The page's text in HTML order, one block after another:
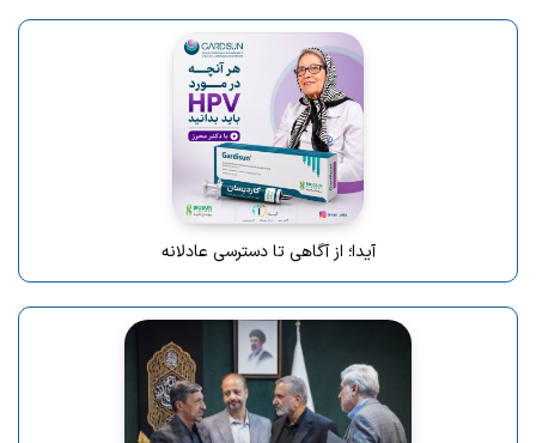
آیدا؛ از آگاهی تا دسترسی عادلانه